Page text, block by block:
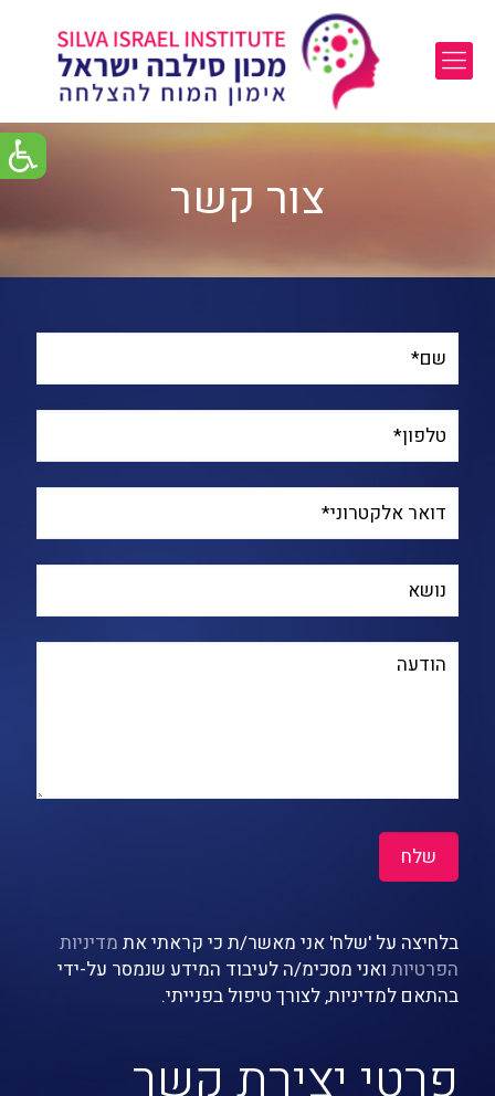
צור קשר
בלחיצה על 'שלח' אני מאשר/ת כי קראתי את מדיניות
הפרטיות ואני מסכימ/ה לעיבוד המידע שנמסר על-ידי
בהתאם למדיניות, לצורך טיפול בפנייתי.